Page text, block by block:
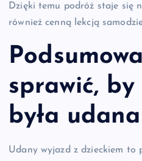
Dzięki temu podróż staje się
również cenną lekcją
sprawić,
była udana
Udany wyjazd z dzieckiem to